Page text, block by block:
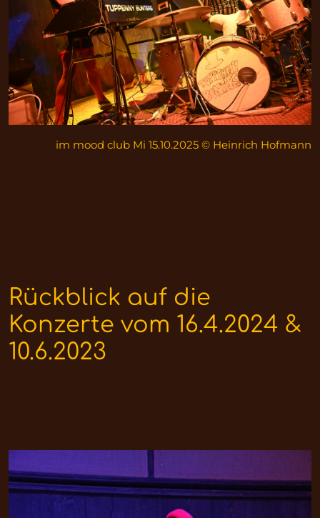
im mood club Mi 15.10.2025 © Heinrich Hofmann
Rückblick auf die
Konzerte vom 16.4.2024 &
10.6.2023